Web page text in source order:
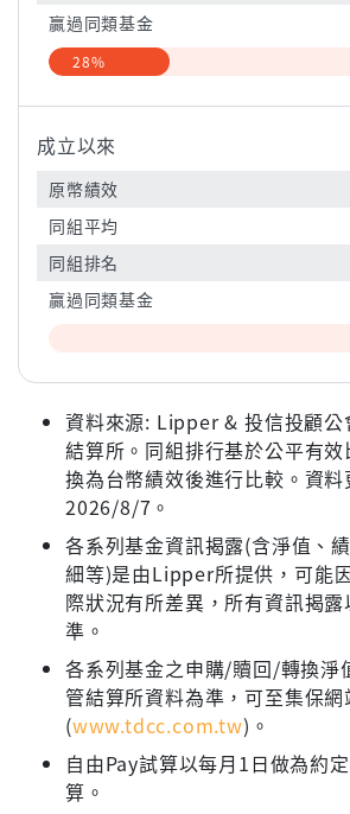
贏過同類基金
28%
成立以來
原幣績效
同組平均
同組排名
贏過同類基金
資料來源: Lipper & 投信投顧公
結算所。同組排行基於公平有
換為台幣績效後進行比較。資料
2026/8/7。
各系列基金資訊揭露(含淨值、
細等)是由Lipper所提供，可能
際狀況有所差異，所有資訊揭
準。
各系列基金之申購/贖回/轉換淨
管結算所資料為準，可至集保網
(www.tdcc.com.tw)。
自由Pay試算以每月1日做為約
算。